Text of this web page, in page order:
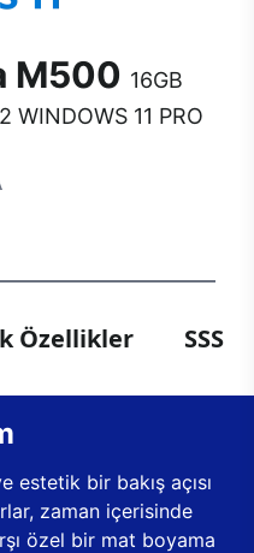
M500 16GB
WINDOWS 11 PRO
Özellikler SSS
estetik bir bakış açısı
zaman içerisinde
özel bir mat boyama